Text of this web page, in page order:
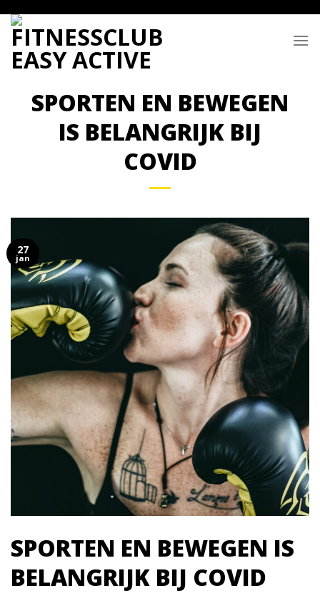
content
SPORTEN EN BEWEGEN
IS BELANGRIJK BIJ
COVID
27
jan
SPORTEN EN BEWEGEN IS
BELANGRIJK BIJ COVID